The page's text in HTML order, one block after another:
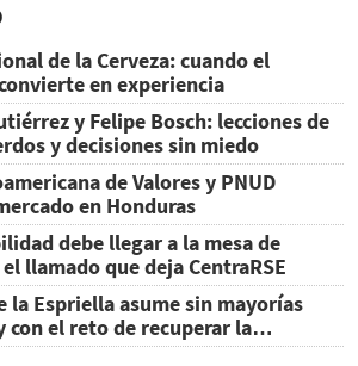
de la Cerveza: cuando el
en experiencia
y Felipe Bosch: lecciones de
y decisiones sin miedo
de Valores y PNUD
en Honduras
debe llegar a la mesa de
llamado que deja CentraRSE
la Espriella asume sin mayorías
con el reto de recuperar la